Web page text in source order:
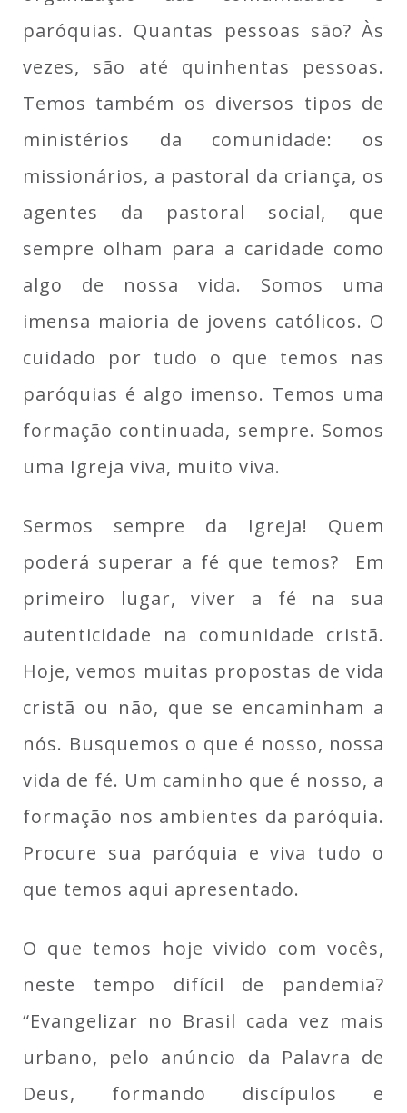
paróquias. Quantas pessoas são? Às
vezes, são até quinhentas pessoas.
Temos também os diversos tipos de
ministérios da comunidade: os
missionários, a pastoral da criança, os
agentes da pastoral social, que
sempre olham para a caridade como
algo de nossa vida. Somos uma
imensa maioria de jovens católicos. O
cuidado por tudo o que temos nas
paróquias é algo imenso. Temos uma
formação continuada, sempre. Somos
uma Igreja viva, muito viva.
Sermos sempre da Igreja! Quem
poderá superar a fé que temos? Em
primeiro lugar, viver a fé na sua
autenticidade na comunidade cristã.
Hoje, vemos muitas propostas de vida
cristã ou não, que se encaminham a
nós. Busquemos o que é nosso, nossa
vida de fé. Um caminho que é nosso, a
formação nos ambientes da paróquia.
Procure sua paróquia e viva tudo o
que temos aqui apresentado.
O que temos hoje vivido com vocês,
neste tempo difícil de pandemia?
“Evangelizar no Brasil cada vez mais
urbano, pelo anúncio da Palavra de
Deus, formando discípulos e